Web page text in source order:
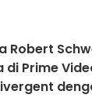
Robert
Prime